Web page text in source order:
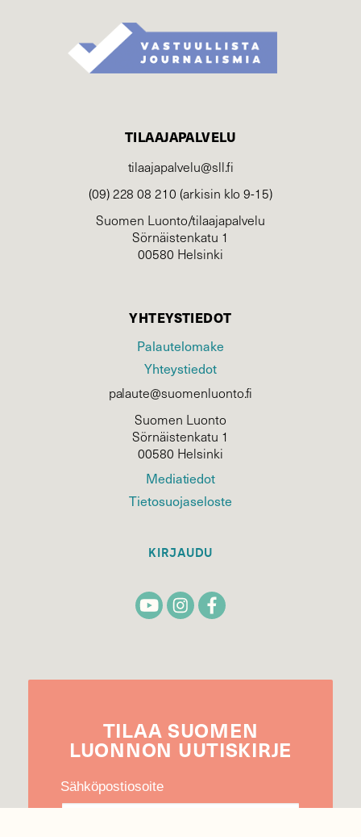
TILAAJAPALVELU
tilaajapalvelu@sll.fi
(09) 228 08 210 (arkisin klo 9-15)
Suomen Luonto/tilaajapalvelu
Sörnäistenkatu 1
00580 Helsinki
YHTEYSTIEDOT
Palautelomake
Yhteystiedot
palaute@suomenluonto.fi
Suomen Luonto
Sörnäistenkatu 1
00580 Helsinki
Mediatiedot
Tietosuojaseloste
KIRJAUDU
TILAA SUOMEN
LUONNON UUTIS­KIRJE
Sähköpostiosoite